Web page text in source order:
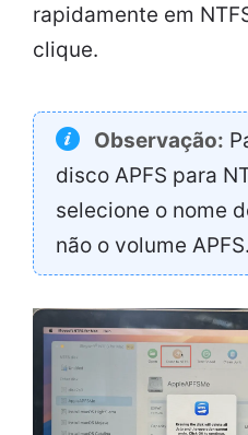
rapidamente em
clique.
Observação:
disco APFS para
selecione o nome
não o volume APFS.